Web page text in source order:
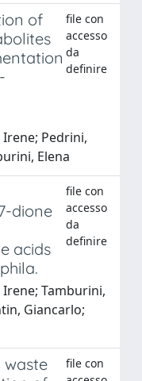
of
file con
accesso
da
definire
Pedrini,
Elena
dione
acids
file con
accesso
da
definire
Irene; Tamburini,
Giancarlo;
file con